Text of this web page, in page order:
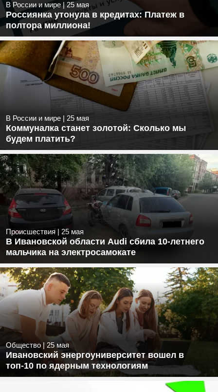
В России и мире| 25 мая
Россиянка утонула в кредитах: Платеж в
полтора миллиона!
В России и мире | 25 мая
Коммуналка станет золотой: Сколько мы
будем платить?
Происшествия| 25 мая
В Ивановской области Audi сбила 10-летнего
мальчика на электросамокате
Общество | 25 мая
Ивановский энергоуниверситет вошел в
топ-10 по ядерным технологиям